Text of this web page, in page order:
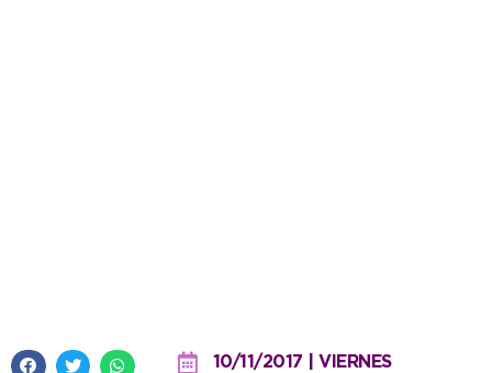
10/11/2017 | VIERNES